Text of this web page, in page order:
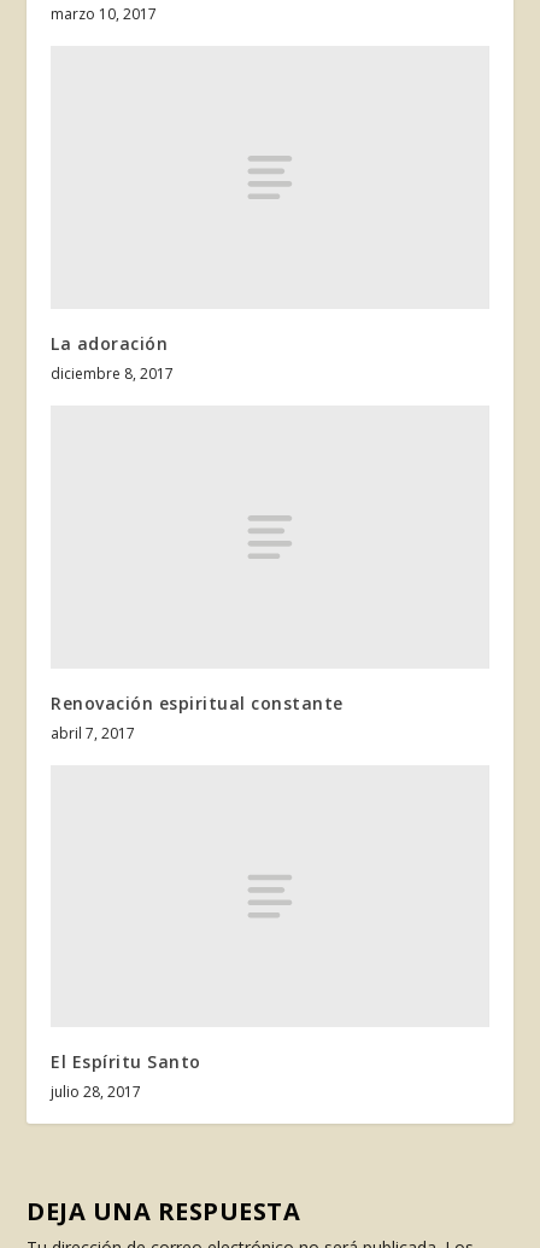
marzo 10, 2017
La adoración
diciembre 8, 2017
Renovación espiritual constante
abril 7, 2017
El Espíritu Santo
julio 28, 2017
DEJA UNA RESPUESTA